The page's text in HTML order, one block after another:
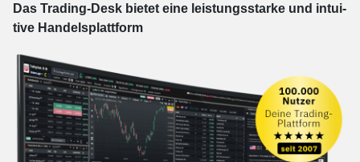
Das Trading-Desk bie­tet eine leis­tungs­star­ke und in­tui­
tive Han­dels­platt­form